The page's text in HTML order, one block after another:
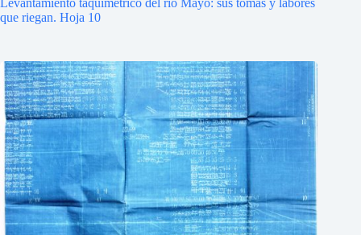
Levantamiento taquimétrico del río Mayo: sus tomas y labores
que riegan. Hoja 10